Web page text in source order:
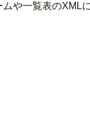
や一覧表のXML